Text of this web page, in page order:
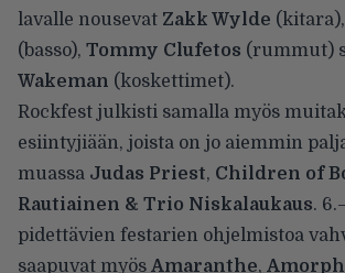
lavalle nousevat Zakk Wylde (kitara),
(basso), Tommy Clufetos (rummut)
Wakeman (koskettimet).
Rockfest julkisti samalla myös
esiintyjiään, joista on jo aiemmin
muassa Judas Priest, Children of
Rautiainen & Trio Niskalaukaus.
pidettävien festarien ohjelmistoa
saapuvat myös Amaranthe,